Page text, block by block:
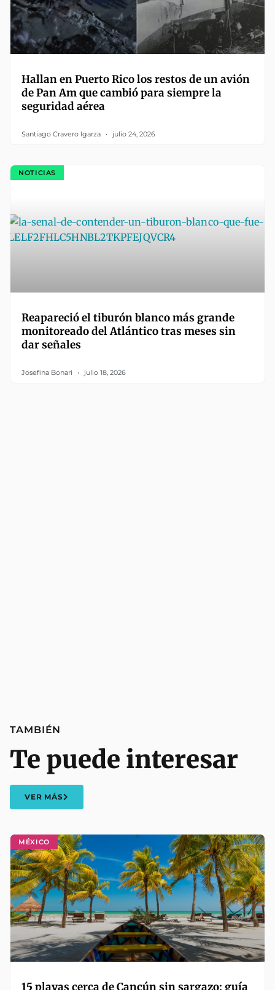
Hallan en Puerto Rico los restos de un avión
de Pan Am que cambió para siempre la
seguridad aérea
Santiago Cravero Igarza julio 24, 2026
NOTICIAS
Reapareció el tiburón blanco más grande
monitoreado del Atlántico tras meses sin
dar señales
Josefina Bonari julio 18, 2026
MÉXICO
15 playas cerca de Cancún sin sargazo: guía
TAMBIÉN
Te puede interesar
VER MÁS